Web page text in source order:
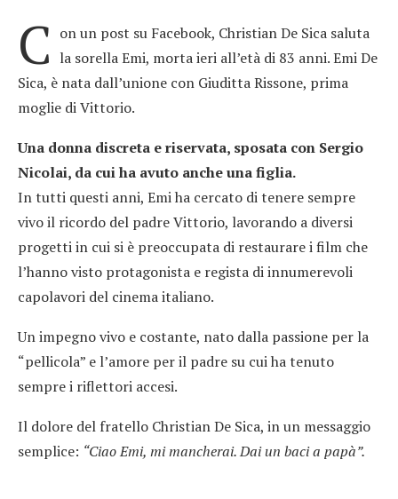
C on un post su Facebook, Christian De Sica saluta
la sorella Emi, morta ieri all’età di 83 anni. Emi De
Sica, è nata dall’unione con Giuditta Rissone, prima
moglie di Vittorio.
Una donna discreta e riservata, sposata con Sergio
Nicolai, da cui ha avuto anche una figlia.
In tutti questi anni, Emi ha cercato di tenere sempre
vivo il ricordo del padre Vittorio, lavorando a diversi
progetti in cui si è preoccupata di restaurare i film che
l’hanno visto protagonista e regista di innumerevoli
capolavori del cinema italiano.
Un impegno vivo e costante, nato dalla passione per la
“pellicola” e l’amore per il padre su cui ha tenuto
sempre i riflettori accesi.
Il dolore del fratello Christian De Sica, in un messaggio
semplice: “Ciao Emi, mi mancherai. Dai un baci a papà”.